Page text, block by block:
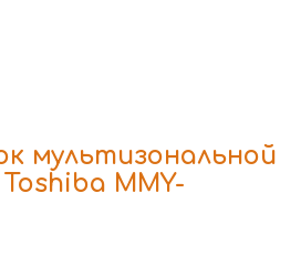
мультизональной
MMY-